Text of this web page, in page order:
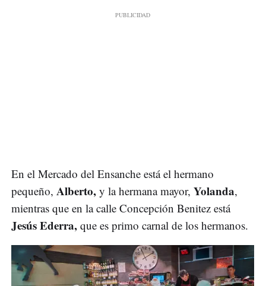
En el Mercado del Ensanche está el hermano
pequeño, Alberto, y la hermana mayor, Yolanda,
mientras que en la calle Concepción Benitez está
Jesús Ederra, que es primo carnal de los hermanos.